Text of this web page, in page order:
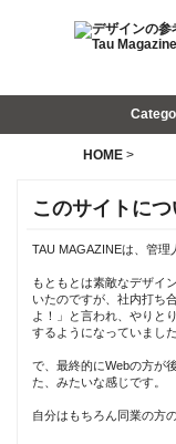
HOME>
このサイトにつ
TAU MAGAZINEは、管理
もともとは素敵なデザイ
いたのですが、社内打ち
よ！」と言われ、やりと
するようになっていました
で、最終的にWebの方が
た、みたいな感じです。
自分はもちろん同業の方